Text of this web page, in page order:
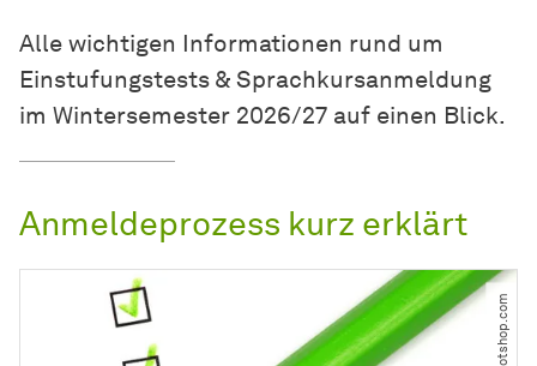
Alle wichtigen Informationen rund um
Einstufungstests & Sprachkursanmeldung
im Wintersemester 2026/27 auf einen Blick.
Anmeldeprozess kurz erklärt